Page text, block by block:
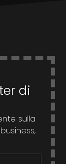
di
sulla